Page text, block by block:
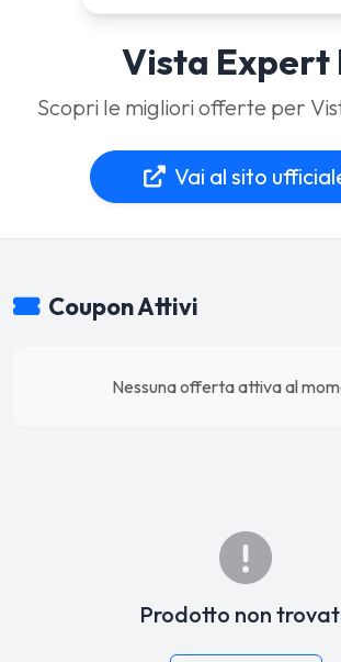
Vista Expert
Scopri le migliori offerte per
Vai al sito
Coupon Attivi
Nessuna offerta attiva al
Prodotto non